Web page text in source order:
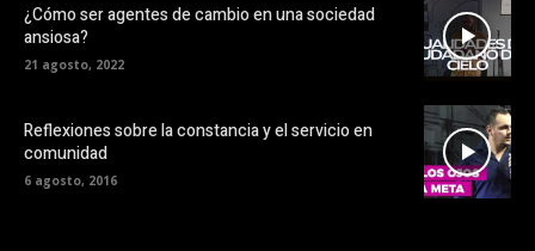
¿Cómo ser agentes de cambio en una sociedad
ansiosa?
21 agosto, 2022
Reflexiones sobre la constancia y el servicio en
comunidad
6 agosto, 2016